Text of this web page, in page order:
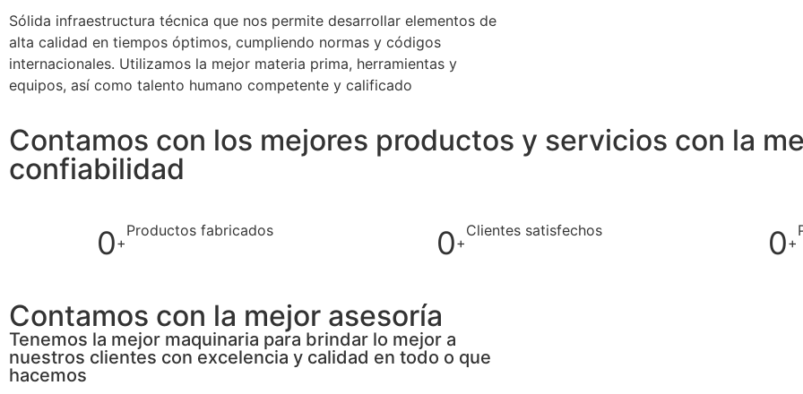
Sólida infraestructura técnica que nos permite desarrollar elementos de
alta calidad en tiempos óptimos, cumpliendo normas y códigos
internacionales. Utilizamos la mejor materia prima, herramientas y
equipos, así como talento humano competente y calificado
Contamos con los mejores productos y servicios con la
confiabilidad
0+
Productos fabricados 0+
Clientes satisfechos 0+
Contamos con la mejor asesoría
Tenemos la mejor maquinaria para brindar lo mejor a
nuestros clientes con excelencia y calidad en todo o que
hacemos